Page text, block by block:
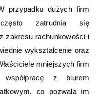
przypadku dużych firm
zatrudnia się
zakresu rachunkowości i
wykształcenie oraz
mniejszych firm
z biurem
co pozwala im